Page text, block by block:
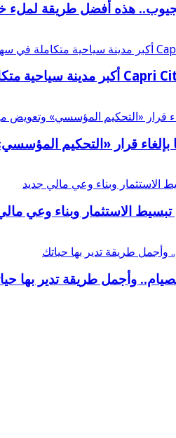
هذه أفضل طريقة لملء
قرار «التحكيم
الاستثمار وبناء وعي
وأجمل طريقة تدير بها